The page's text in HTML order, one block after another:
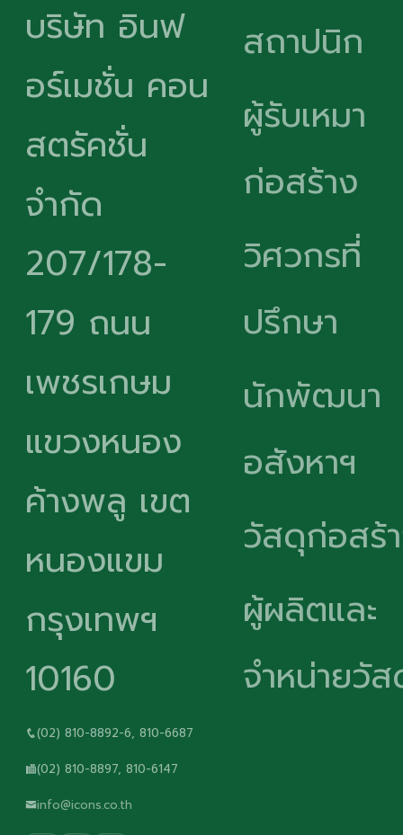
บริษัท อินฟ
อร์เมชั่น คอน
สตรัคชั่น
จำกัด
207/178-
179 ถนน
เพชรเกษม
แขวงหนอง
ค้างพลู เขต
หนองแขม
กรุงเทพฯ
10160
(02) 810-8892-6, 810-6687
(02) 810-8897, 810-6147
info@icons.co.th
สถาปนิก
ผู้รับเหมา
ก่อสร้าง
วิศวกรที่
ปรึกษา
นักพัฒนา
อสังหาฯ
วัสดุก่อสร้
ผู้ผลิตและ
จำหน่ายวั